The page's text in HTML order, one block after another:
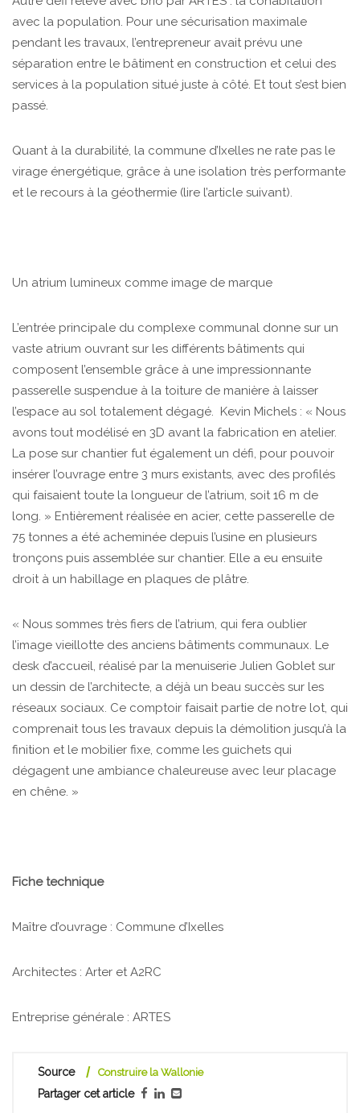
avec la population. Pour une sécurisation maximale
pendant les travaux, l’entrepreneur avait prévu une
séparation entre le bâtiment en construction et celui des
services à la population situé juste à côté. Et tout s’est bien
passé.
Quant à la durabilité, la commune d’Ixelles ne rate pas le
virage énergétique, grâce à une isolation très performante
et le recours à la géothermie (lire l’article suivant).
Un atrium lumineux comme image de marque
L’entrée principale du complexe communal donne sur un
vaste atrium ouvrant sur les différents bâtiments qui
composent l’ensemble grâce à une impressionnante
passerelle suspendue à la toiture de manière à laisser
l’espace au sol totalement dégagé. Kevin Michels : « Nous
avons tout modélisé en 3D avant la fabrication en atelier.
La pose sur chantier fut également un défi, pour pouvoir
insérer l’ouvrage entre 3 murs existants, avec des profilés
qui faisaient toute la longueur de l’atrium, soit 16 m de
long. » Entièrement réalisée en acier, cette passerelle de
75 tonnes a été acheminée depuis l’usine en plusieurs
tronçons puis assemblée sur chantier. Elle a eu ensuite
droit à un habillage en plaques de plâtre.
« Nous sommes très fiers de l’atrium, qui fera oublier
l’image vieillotte des anciens bâtiments communaux. Le
desk d’accueil, réalisé par la menuiserie Julien Goblet sur
un dessin de l’architecte, a déjà un beau succès sur les
réseaux sociaux. Ce comptoir faisait partie de notre lot, qui
comprenait tous les travaux depuis la démolition jusqu’à la
finition et le mobilier fixe, comme les guichets qui
dégagent une ambiance chaleureuse avec leur placage
en chêne. »
Fiche technique
Maître d’ouvrage : Commune d’Ixelles
Architectes : Arter et A2RC
Entreprise générale : ARTES
Source Construire la Wallonie
Partager cet article